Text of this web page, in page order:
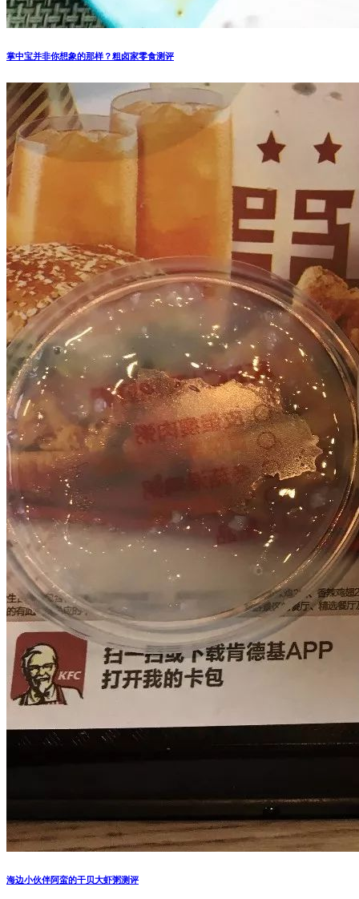
掌中宝并非你想象的那样？粗卤家零食测评
海边小伙伴阿蛮的干贝大虾粥测评